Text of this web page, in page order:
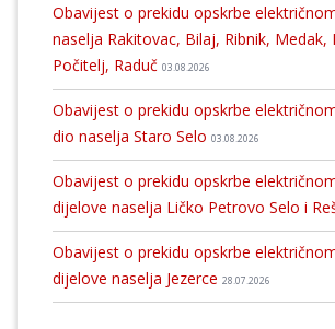
Obavijest o prekidu opskrbe
naselja Rakitovac, Bilaj, Ribnik, Medak,
Počitelj, Raduč 03.08.2026
Obavijest o prekidu opskrbe
dio naselja Staro Selo 03.08.2026
Obavijest o prekidu opskrbe
dijelove naselja Ličko Petrovo Selo i
Obavijest o prekidu opskrbe
dijelove naselja Jezerce 28.07.2026